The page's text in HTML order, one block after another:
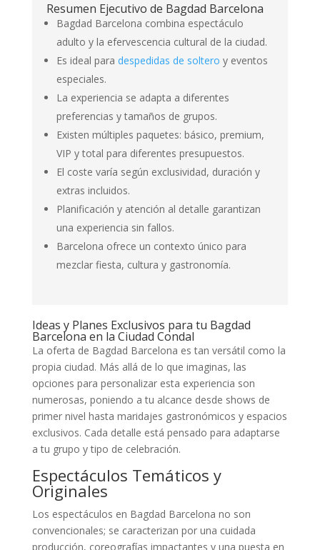
Resumen Ejecutivo de Bagdad Barcelona
Bagdad Barcelona combina espectáculo
adulto y la efervescencia cultural de la ciudad.
Es ideal para despedidas de soltero y eventos
especiales.
La experiencia se adapta a diferentes
preferencias y tamaños de grupos.
Existen múltiples paquetes: básico, premium,
VIP y total para diferentes presupuestos.
El coste varía según exclusividad, duración y
extras incluidos.
Planificación y atención al detalle garantizan
una experiencia sin fallos.
Barcelona ofrece un contexto único para
mezclar fiesta, cultura y gastronomía.
Ideas y Planes Exclusivos para tu Bagdad
Barcelona en la Ciudad Condal
La oferta de Bagdad Barcelona es tan versátil como la
propia ciudad. Más allá de lo que imaginas, las
opciones para personalizar esta experiencia son
numerosas, poniendo a tu alcance desde shows de
primer nivel hasta maridajes gastronómicos y espacios
exclusivos. Cada detalle está pensado para adaptarse
a tu grupo y tipo de celebración.
Espectáculos Temáticos y
Originales
Los espectáculos en Bagdad Barcelona no son
convencionales; se caracterizan por una cuidada
producción, coreografías impactantes y una puesta en